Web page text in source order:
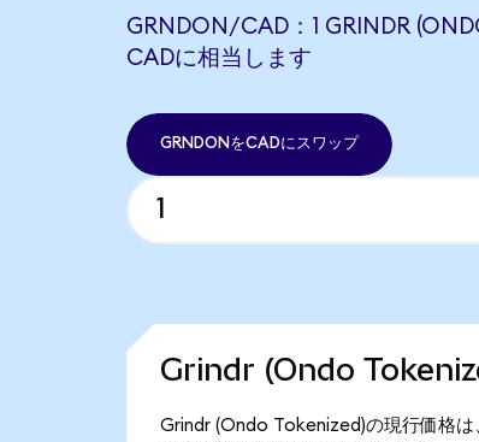
GRNDON/CAD：1 GRINDR
CADに相当します
GRNDONをCADにスワップ
Grindr (Ondo
Grindr (Ondo Tokenized)の現行価格は